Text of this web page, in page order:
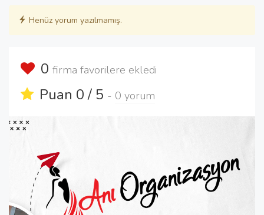
Henüz yorum yazılmamış.
0 firma favorilere ekledi
Puan 0 / 5 - 0 yorum